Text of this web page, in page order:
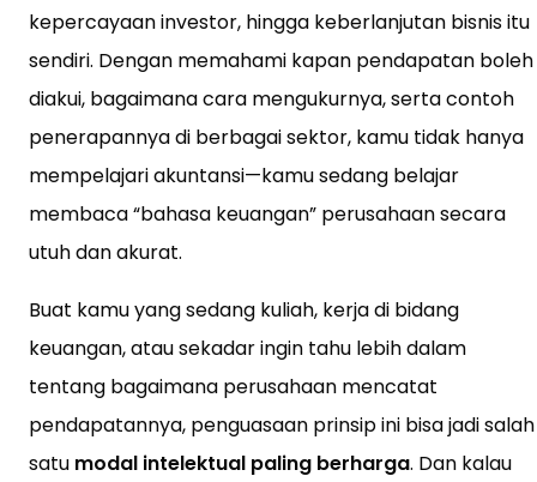
kepercayaan investor, hingga keberlanjutan bisnis itu
sendiri. Dengan memahami kapan pendapatan boleh
diakui, bagaimana cara mengukurnya, serta contoh
penerapannya di berbagai sektor, kamu tidak hanya
mempelajari akuntansi—kamu sedang belajar
membaca “bahasa keuangan” perusahaan secara
utuh dan akurat.
Buat kamu yang sedang kuliah, kerja di bidang
keuangan, atau sekadar ingin tahu lebih dalam
tentang bagaimana perusahaan mencatat
pendapatannya, penguasaan prinsip ini bisa jadi salah
satu modal intelektual paling berharga. Dan kalau